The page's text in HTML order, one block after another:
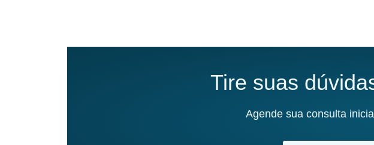
Tire suas
Agende sua consulta